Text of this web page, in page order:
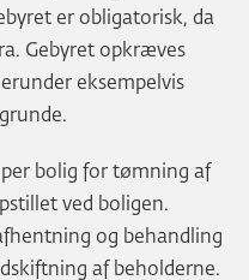
er obligatorisk, da
Gebyret opkræves
eksempelvis
bolig for tømning af
ved boligen.
og behandling
af beholderne.